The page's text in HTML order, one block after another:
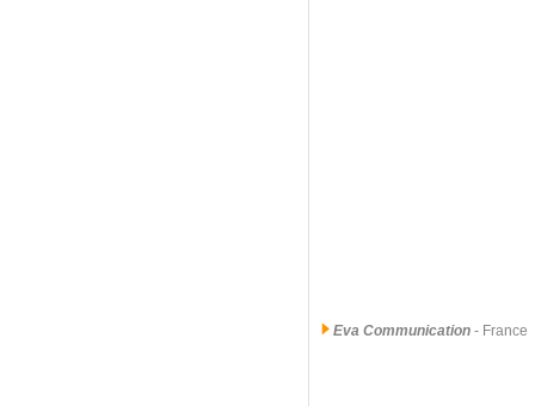
Eva Communication - France